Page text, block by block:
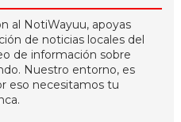
al NotiWayuu, apoyas
de noticias locales del
de información sobre
Nuestro entorno, es
eso necesitamos tu